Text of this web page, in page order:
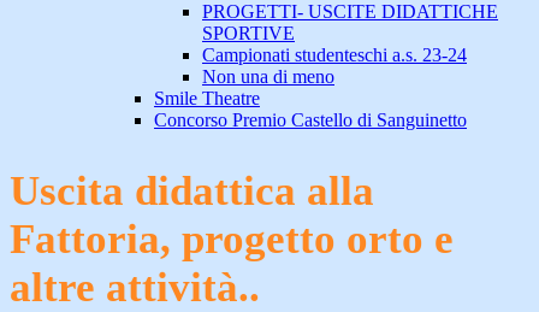
PROGETTI- USCITE DIDATTICHE
SPORTIVE
Campionati studenteschi a.s. 23-24
Non una di meno
Smile Theatre
Concorso Premio Castello di Sanguinetto
Uscita didattica alla
Fattoria, progetto orto e
altre attività..